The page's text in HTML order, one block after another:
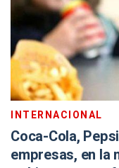
INTERNACIONAL
Coca-Cola,
empresas, en la